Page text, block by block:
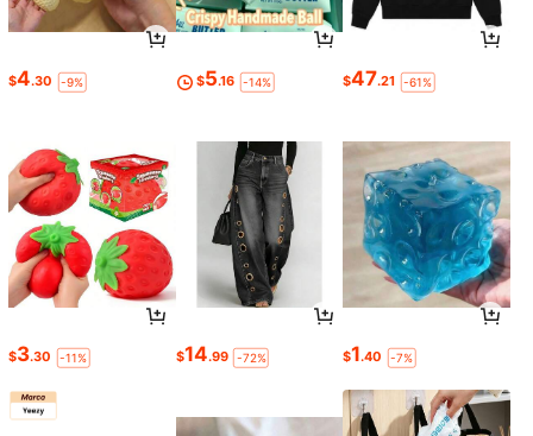
$4.30 -9% $5.16 -14% $47.21 -61%
$3.30 -11% $14.99 -72% $1.40 -7%